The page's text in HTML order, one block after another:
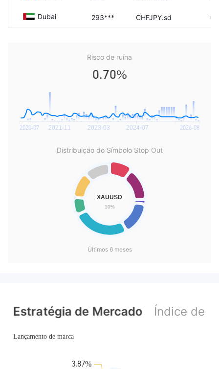
Dubai 293*** CHFJPY.sd
Risco de ruína
0.70%
Distribuição do Símbolo Stop Out
Últimos 6 meses
Estratégia de Mercado Índice de